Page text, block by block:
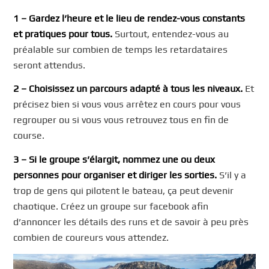
1 – Gardez l’heure et le lieu de rendez-vous constants
et pratiques pour tous. Surtout, entendez-vous au
préalable sur combien de temps les retardataires
seront attendus.
2 – Choisissez un parcours adapté à tous les niveaux. Et
précisez bien si vous vous arrêtez en cours pour vous
regrouper ou si vous vous retrouvez tous en fin de
course.
3 – Si le groupe s’élargit, nommez une ou deux
personnes pour organiser et diriger les sorties. S’il y a
trop de gens qui pilotent le bateau, ça peut devenir
chaotique. Créez un groupe sur facebook afin
d’annoncer les détails des runs et de savoir à peu près
combien de coureurs vous attendez.